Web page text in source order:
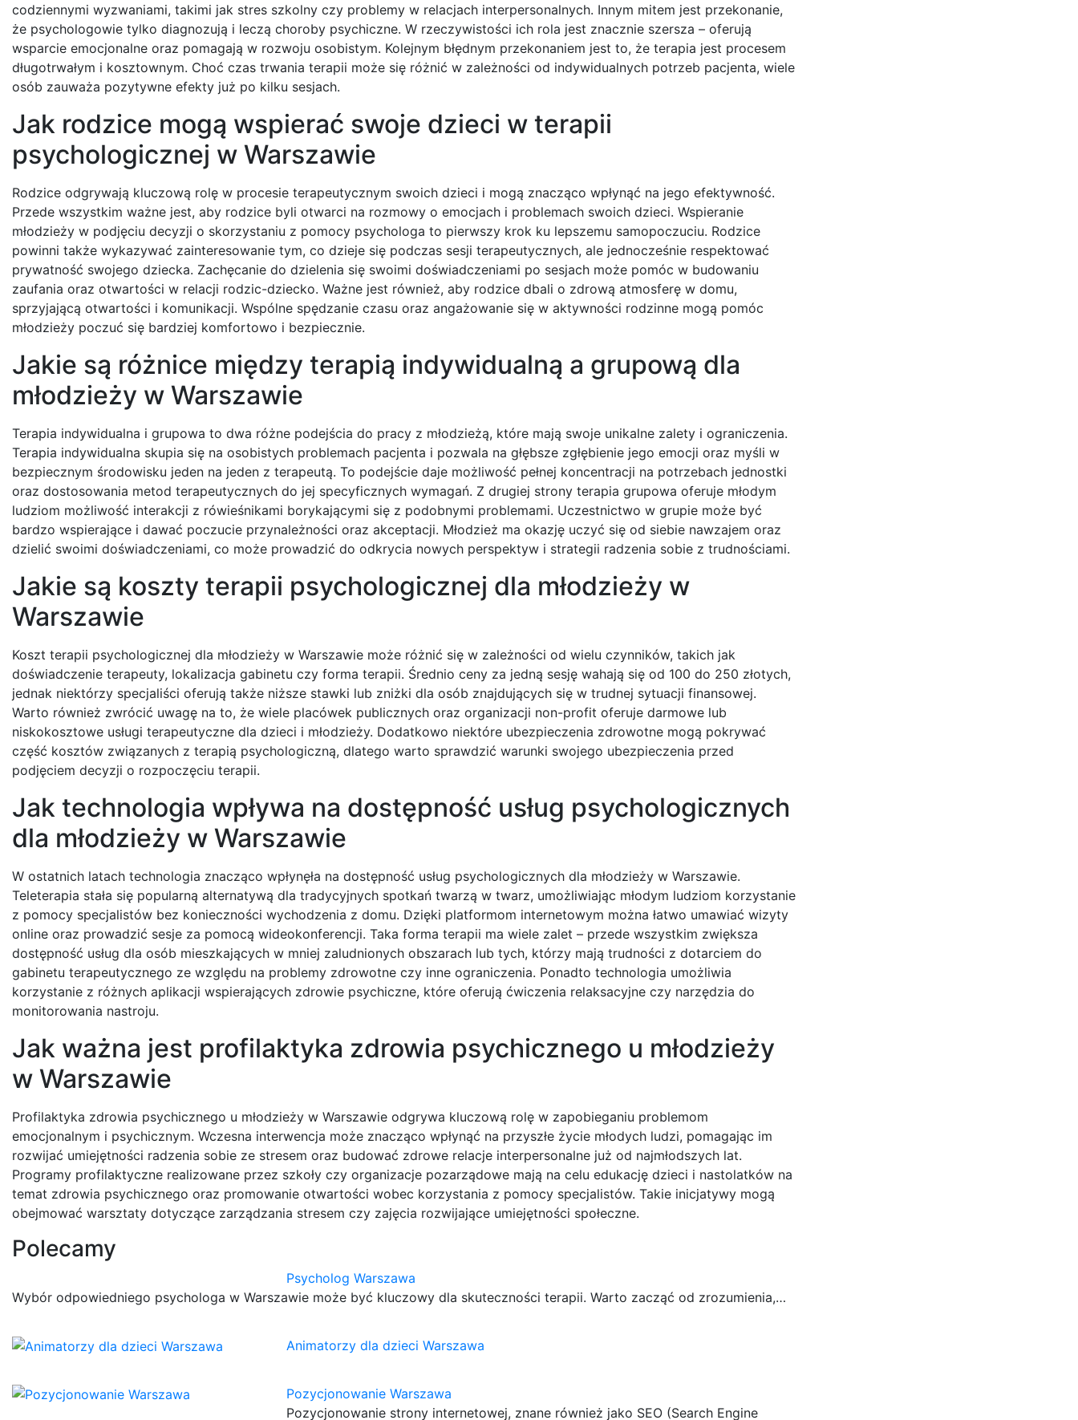
codziennymi wyzwaniami, takimi jak stres szkolny czy problemy w relacjach interpersonalnych. Innym mitem jest przekonanie,
że psychologowie tylko diagnozują i leczą choroby psychiczne. W rzeczywistości ich rola jest znacznie szersza – oferują
wsparcie emocjonalne oraz pomagają w rozwoju osobistym. Kolejnym błędnym przekonaniem jest to, że terapia jest procesem
długotrwałym i kosztownym. Choć czas trwania terapii może się różnić w zależności od indywidualnych potrzeb pacjenta, wiele
osób zauważa pozytywne efekty już po kilku sesjach.
Jak rodzice mogą wspierać swoje dzieci w terapii
psychologicznej w Warszawie
Rodzice odgrywają kluczową rolę w procesie terapeutycznym swoich dzieci i mogą znacząco wpłynąć na jego efektywność.
Przede wszystkim ważne jest, aby rodzice byli otwarci na rozmowy o emocjach i problemach swoich dzieci. Wspieranie
młodzieży w podjęciu decyzji o skorzystaniu z pomocy psychologa to pierwszy krok ku lepszemu samopoczuciu. Rodzice
powinni także wykazywać zainteresowanie tym, co dzieje się podczas sesji terapeutycznych, ale jednocześnie respektować
prywatność swojego dziecka. Zachęcanie do dzielenia się swoimi doświadczeniami po sesjach może pomóc w budowaniu
zaufania oraz otwartości w relacji rodzic-dziecko. Ważne jest również, aby rodzice dbali o zdrową atmosferę w domu,
sprzyjającą otwartości i komunikacji. Wspólne spędzanie czasu oraz angażowanie się w aktywności rodzinne mogą pomóc
młodzieży poczuć się bardziej komfortowo i bezpiecznie.
Jakie są różnice między terapią indywidualną a grupową dla
młodzieży w Warszawie
Terapia indywidualna i grupowa to dwa różne podejścia do pracy z młodzieżą, które mają swoje unikalne zalety i ograniczenia.
Terapia indywidualna skupia się na osobistych problemach pacjenta i pozwala na głębsze zgłębienie jego emocji oraz myśli w
bezpiecznym środowisku jeden na jeden z terapeutą. To podejście daje możliwość pełnej koncentracji na potrzebach jednostki
oraz dostosowania metod terapeutycznych do jej specyficznych wymagań. Z drugiej strony terapia grupowa oferuje młodym
ludziom możliwość interakcji z rówieśnikami borykającymi się z podobnymi problemami. Uczestnictwo w grupie może być
bardzo wspierające i dawać poczucie przynależności oraz akceptacji. Młodzież ma okazję uczyć się od siebie nawzajem oraz
dzielić swoimi doświadczeniami, co może prowadzić do odkrycia nowych perspektyw i strategii radzenia sobie z trudnościami.
Jakie są koszty terapii psychologicznej dla młodzieży w
Warszawie
Koszt terapii psychologicznej dla młodzieży w Warszawie może różnić się w zależności od wielu czynników, takich jak
doświadczenie terapeuty, lokalizacja gabinetu czy forma terapii. Średnio ceny za jedną sesję wahają się od 100 do 250 złotych,
jednak niektórzy specjaliści oferują także niższe stawki lub zniżki dla osób znajdujących się w trudnej sytuacji finansowej.
Warto również zwrócić uwagę na to, że wiele placówek publicznych oraz organizacji non-profit oferuje darmowe lub
niskokosztowe usługi terapeutyczne dla dzieci i młodzieży. Dodatkowo niektóre ubezpieczenia zdrowotne mogą pokrywać
część kosztów związanych z terapią psychologiczną, dlatego warto sprawdzić warunki swojego ubezpieczenia przed
podjęciem decyzji o rozpoczęciu terapii.
Jak technologia wpływa na dostępność usług psychologicznych
dla młodzieży w Warszawie
W ostatnich latach technologia znacząco wpłynęła na dostępność usług psychologicznych dla młodzieży w Warszawie.
Teleterapia stała się popularną alternatywą dla tradycyjnych spotkań twarzą w twarz, umożliwiając młodym ludziom korzystanie
z pomocy specjalistów bez konieczności wychodzenia z domu. Dzięki platformom internetowym można łatwo umawiać wizyty
online oraz prowadzić sesje za pomocą wideokonferencji. Taka forma terapii ma wiele zalet – przede wszystkim zwiększa
dostępność usług dla osób mieszkających w mniej zaludnionych obszarach lub tych, którzy mają trudności z dotarciem do
gabinetu terapeutycznego ze względu na problemy zdrowotne czy inne ograniczenia. Ponadto technologia umożliwia
korzystanie z różnych aplikacji wspierających zdrowie psychiczne, które oferują ćwiczenia relaksacyjne czy narzędzia do
monitorowania nastroju.
Jak ważna jest profilaktyka zdrowia psychicznego u młodzieży
w Warszawie
Profilaktyka zdrowia psychicznego u młodzieży w Warszawie odgrywa kluczową rolę w zapobieganiu problemom
emocjonalnym i psychicznym. Wczesna interwencja może znacząco wpłynąć na przyszłe życie młodych ludzi, pomagając im
rozwijać umiejętności radzenia sobie ze stresem oraz budować zdrowe relacje interpersonalne już od najmłodszych lat.
Programy profilaktyczne realizowane przez szkoły czy organizacje pozarządowe mają na celu edukację dzieci i nastolatków na
temat zdrowia psychicznego oraz promowanie otwartości wobec korzystania z pomocy specjalistów. Takie inicjatywy mogą
obejmować warsztaty dotyczące zarządzania stresem czy zajęcia rozwijające umiejętności społeczne.
Polecamy
Psycholog Warszawa
Wybór odpowiedniego psychologa w Warszawie może być kluczowy dla skuteczności terapii. Warto zacząć od zrozumienia,…
Animatorzy dla dzieci Warszawa
Pozycjonowanie Warszawa
Pozycjonowanie strony internetowej, znane również jako SEO (Search Engine